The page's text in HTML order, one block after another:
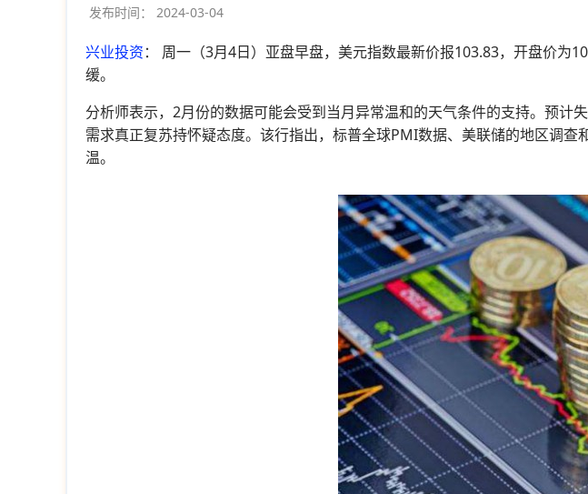
发布时间： 2024-03-04
兴业投资： 周一（3月4日）亚盘早盘，美元指数最新价报103.83，开盘价为
缓。
分析师表示，2月份的数据可能会受到当月异常温和的天气条件的支持。预
需求真正复苏持怀疑态度。该行指出，标普全球PMI数据、美联储的地区调
温。